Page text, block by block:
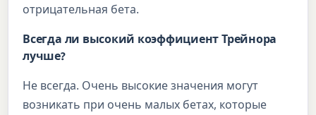
отрицательная бета.
Всегда ли высокий коэффициент Трейнора
лучше?
Не всегда. Очень высокие значения могут
возникать при очень малых бетах, которые